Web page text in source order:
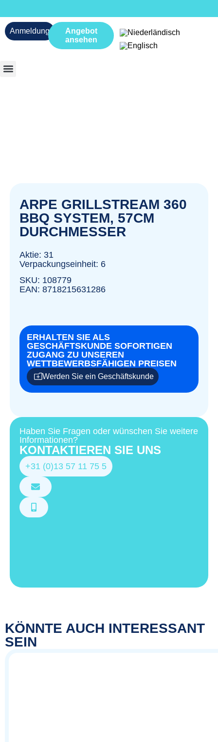
Anmeldung
Angebot
ansehen
ARPE GRILLSTREAM 360
BBQ SYSTEM, 57CM
DURCHMESSER
Aktie: 31
Verpackungseinheit: 6
SKU: 108779
EAN: 8718215631286
ERHALTEN SIE ALS
GESCHÄFTSKUNDE SOFORTIGEN
ZUGANG ZU UNSEREN
WETTBEWERBSFÄHIGEN PREISEN
Werden Sie ein Geschäftskunde
Haben Sie Fragen oder wünschen Sie weitere
Informationen?
KONTAKTIEREN SIE UNS
+31 (0)13 57 11 75 5
KÖNNTE AUCH INTERESSANT
SEIN